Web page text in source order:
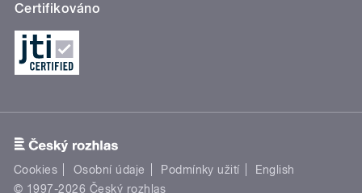
Certifikováno
Cookies Osobní údaje Podmínky užití
English
© 1997-2026 Český rozhlas